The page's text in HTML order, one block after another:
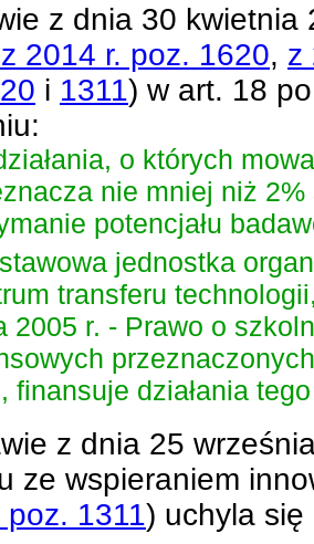
z dnia 30
2014 r. poz. 1620, z
i 1311) w art. 18
o których
nie mniej niż
potencjału
jednostka
transferu
2005 r. - Prawo o
finansuje działania
z dnia 25
ze wspieraniem
poz. 1311) uchyla się